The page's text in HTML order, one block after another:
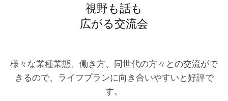
視野も話も
広がる交流会
様々な業種業態、働き方、同世代の方々との交流がで
きるので、ライフプランに向き合いやすいと好評で
す。